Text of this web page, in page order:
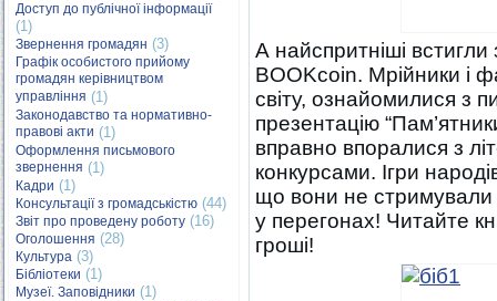
Доступ до публічної інформації
(1)
Звернення громадян (3)
Графік особистого прийому
громадян керівництвом
управління (1)
Законодавство та нормативно-
правові акти (1)
Оформлення письмового
звернення (1)
Кадри (1)
Консультації з громадськістю (44)
Звіт про проведену роботу (16)
Оголошення (28)
Культура (3)
Бібліотеки (1)
Музеї. Заповідники (1)
А найспритніші встигли
BOOKcoin. Мрійники і
світу, ознайомилися з
презентацію
вправно впоралися з
конкурсами. Ігри
що вони не стримували
у перегонах! Читайте
гроші!